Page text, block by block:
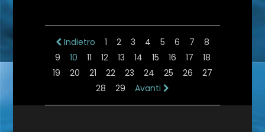
Indietro 1 2 3 4 5 6 7
8
9
10 11 12 13 14 15 16 17
18
19
20 21 22 23 24 25 26
27
28
29 Avanti